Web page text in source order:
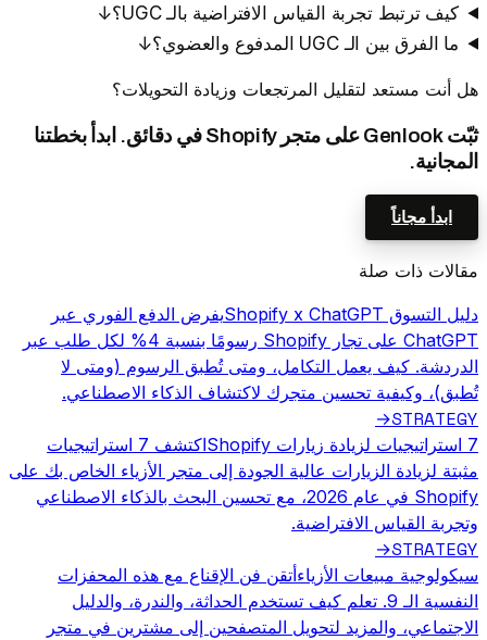
كيف ترتبط تجربة القياس الافتراضية بالـ UGC؟
↓
ما الفرق بين الـ UGC المدفوع والعضوي؟
↓
هل أنت مستعد لتقليل المرتجعات وزيادة التحويلات؟
ثبّت Genlook على متجر Shopify في دقائق. ابدأ بخطتنا
المجانية.
ابدأ مجاناً
مقالات ذات صلة
دليل التسوق Shopify x ChatGPT
يفرض الدفع الفوري عبر
ChatGPT على تجار Shopify رسومًا بنسبة 4% لكل طلب عبر
الدردشة. كيف يعمل التكامل، ومتى تُطبق الرسوم (ومتى لا
تُطبق)، وكيفية تحسين متجرك لاكتشاف الذكاء الاصطناعي.
STRATEGY
→
7 استراتيجيات لزيادة زيارات Shopify
اكتشف 7 استراتيجيات
مثبتة لزيادة الزيارات عالية الجودة إلى متجر الأزياء الخاص بك على
Shopify في عام 2026، مع تحسين البحث بالذكاء الاصطناعي
وتجربة القياس الافتراضية.
STRATEGY
→
سيكولوجية مبيعات الأزياءأتقن فن الإقناع مع هذه المحفزات
النفسية الـ 9. تعلم كيف تستخدم الحداثة، والندرة، والدليل
الاجتماعي، والمزيد لتحويل المتصفحين إلى مشترين في متجر